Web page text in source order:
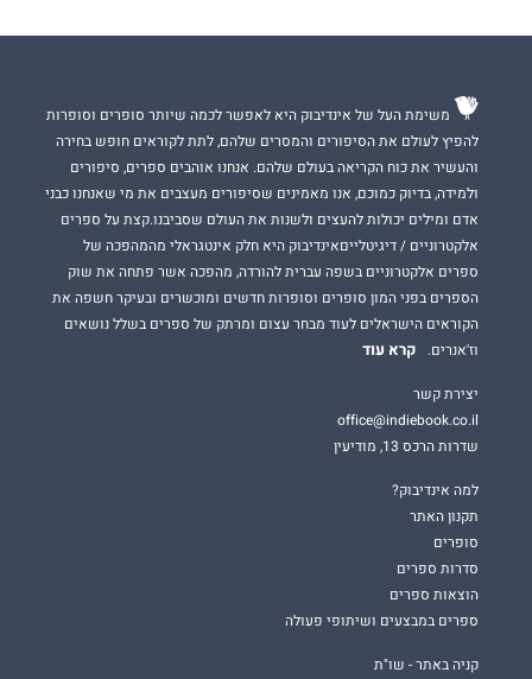
משימת העל של אינדיבוק היא לאפשר לכמה שיותר סופרים וסופרות
להפיץ לעולם את הסיפורים והמסרים שלהם, לתת לקוראים חופש בחירה
והעשיר את כוח הקריאה בעולם שלהם. אנחנו אוהבים ספרים, סיפורים
ולמידה, בדיוק כמוכם, אנו מאמינים שסיפורים מעצבים את מי שאנחנו כבני
אדם ומילים יכולות להעצים ולשנות את העולם שסביבנו.קצת על ספרים
אלקטרוניים / דיגיטלייםאינדיבוק היא חלק אינטגראלי מהמהפכה של
ספרים אלקטרוניים בשפה עברית להורדה, מהפכה אשר פתחה את שוק
הספרים בפני המון סופרים וסופרות חדשים ומוכשרים ובעיקר חשפה את
הקוראים הישראלים לעוד מבחר עצום ומרתק של ספרים בשלל נושאים
וז'אנרים.
קרא עוד
יצירת קשר
office@indiebook.co.il
שדרות הרכס 13, מודיעין
למה אינדיבוק?
תקנון האתר
סופרים
סדרות ספרים
הוצאות ספרים
ספרים במבצעים ושיתופי פעולה
קניה באתר - שו"ת